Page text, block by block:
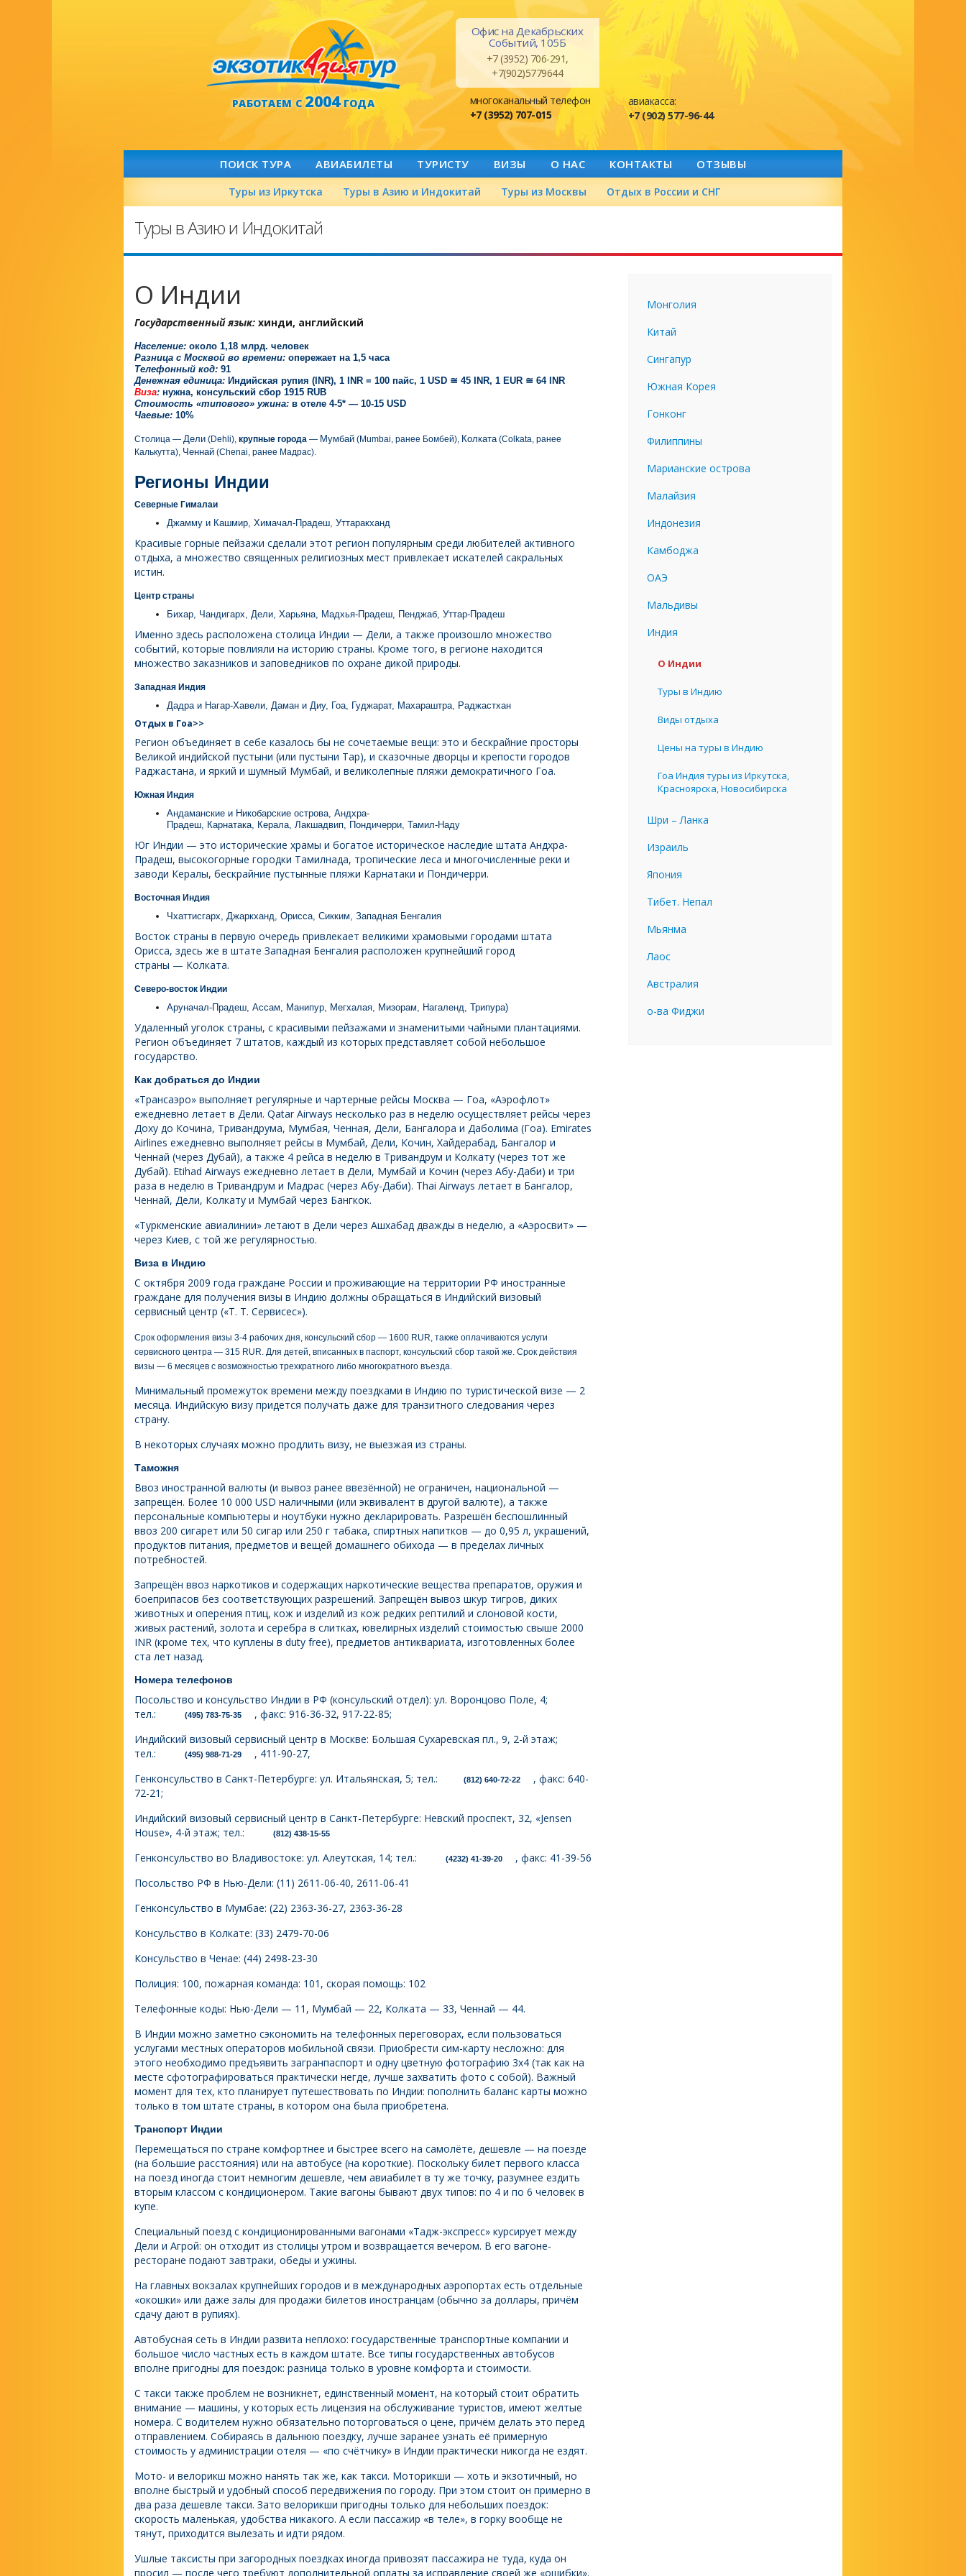
РАБОТАЕМ С2004ГОДА
Офис на Декабрьских
Событий, 105Б
+7 (3952) 706-291,
+7(902)5779644
многоканальный телефон
+7 (3952) 707-015
авиакасса:
+7 (902) 577-96-44
ПОИСК ТУРА АВИАБИЛЕТЫ ТУРИСТУ ВИЗЫ О НАС КОНТАКТЫ ОТЗЫВЫ
Туры из Иркутска Туры в Азию и Индокитай Туры из Москвы Отдых в России и СНГ
Туры в Азию и Индокитай
О Индии
Государственный язык: хинди, английский
Население: около 1,18 млрд. человек
Разница с Москвой во времени: опережает на 1,5 часа
Телефонный код: 91
Денежная единица: Индийская рупия (INR), 1 INR = 100 пайс, 1 USD ≅ 45 INR, 1 EUR ≅ 64 INR
Виза: нужна, консульский сбор 1915 RUB
Стоимость «типового» ужина: в отеле 4-5* — 10-15 USD
Чаевые: 10%
Столица — Дели (Dehli), крупные города — Мумбай (Mumbai, ранее Бомбей), Колката (Colkata, ранее
Калькутта), Ченнай (Chenai, ранее Мадрас).
Регионы Индии
Северные Гималаи
Джамму и Кашмир, Химачал-Прадеш, Уттаракханд
Красивые горные пейзажи сделали этот регион популярным среди любителей активного
отдыха, а множество священных религиозных мест привлекает искателей сакральных
истин.
Центр страны
Бихар, Чандигарх, Дели, Харьяна, Мадхья-Прадеш, Пенджаб, Уттар-Прадеш
Именно здесь расположена столица Индии — Дели, а также произошло множество
событий, которые повлияли на историю страны. Кроме того, в регионе находится
множество заказников и заповедников по охране дикой природы.
Западная Индия
Дадра и Нагар-Хавели, Даман и Диу, Гоа, Гуджарат, Махараштра, Раджастхан
Отдых в Гоа>>
Регион объединяет в себе казалось бы не сочетаемые вещи: это и бескрайние просторы
Великой индийской пустыни (или пустыни Тар), и сказочные дворцы и крепости городов
Раджастана, и яркий и шумный Мумбай, и великолепные пляжи демократичного Гоа.
Южная Индия
Андаманские и Никобарские острова, Андхра-
Прадеш, Карнатака, Керала, Лакшадвип, Пондичерри, Тамил-Наду
Юг Индии — это исторические храмы и богатое историческое наследие штата Андхра-
Прадеш, высокогорные городки Тамилнада, тропические леса и многочисленные реки и
заводи Кералы, бескрайние пустынные пляжи Карнатаки и Пондичерри.
Восточная Индия
Чхаттисгарх, Джаркханд, Орисса, Сикким, Западная Бенгалия
Восток страны в первую очередь привлекает великими храмовыми городами штата
Орисса, здесь же в штате Западная Бенгалия расположен крупнейший город
страны — Колката.
Северо-восток Индии
Аруначал-Прадеш, Ассам, Манипур, Мегхалая, Мизорам, Нагаленд, Трипура)
Удаленный уголок страны, с красивыми пейзажами и знаменитыми чайными плантациями.
Регион объединяет 7 штатов, каждый из которых представляет собой небольшое
государство.
Как добраться до Индии
«Трансаэро» выполняет регулярные и чартерные рейсы Москва — Гоа, «Аэрофлот»
ежедневно летает в Дели. Qatar Airways несколько раз в неделю осуществляет рейсы через
Доху до Кочина, Тривандрума, Мумбая, Ченная, Дели, Бангалора и Даболима (Гоа). Emirates
Airlines ежедневно выполняет рейсы в Мумбай, Дели, Кочин, Хайдерабад, Бангалор и
Ченнай (через Дубай), а также 4 рейса в неделю в Тривандрум и Колкату (через тот же
Дубай). Etihad Airways ежедневно летает в Дели, Мумбай и Кочин (через Абу-Даби) и три
раза в неделю в Тривандрум и Мадрас (через Абу-Даби). Thai Airways летает в Бангалор,
Ченнай, Дели, Колкату и Мумбай через Бангкок.
«Туркменские авиалинии» летают в Дели через Ашхабад дважды в неделю, а «Аэросвит» —
через Киев, с той же регулярностью.
Виза в Индию
С октября 2009 года граждане России и проживающие на территории РФ иностранные
граждане для получения визы в Индию должны обращаться в Индийский визовый
сервисный центр («T. T. Сервисес»).
Срок оформления визы 3-4 рабочих дня, консульский сбор — 1600 RUR, также оплачиваются услуги
сервисного центра — 315 RUR. Для детей, вписанных в паспорт, консульский сбор такой же. Срок действия
визы — 6 месяцев с возможностью трехкратного либо многократного въезда.
Минимальный промежуток времени между поездками в Индию по туристической визе — 2
месяца. Индийскую визу придется получать даже для транзитного следования через
страну.
В некоторых случаях можно продлить визу, не выезжая из страны.
Таможня
Ввоз иностранной валюты (и вывоз ранее ввезённой) не ограничен, национальной —
запрещён. Более 10 000 USD наличными (или эквивалент в другой валюте), а также
персональные компьютеры и ноутбуки нужно декларировать. Разрешён беспошлинный
ввоз 200 сигарет или 50 сигар или 250 г табака, спиртных напитков — до 0,95 л, украшений,
продуктов питания, предметов и вещей домашнего обихода — в пределах личных
потребностей.
Запрещён ввоз наркотиков и содержащих наркотические вещества препаратов, оружия и
боеприпасов без соответствующих разрешений. Запрещён вывоз шкур тигров, диких
животных и оперения птиц, кож и изделий из кож редких рептилий и слоновой кости,
живых растений, золота и серебра в слитках, ювелирных изделий стоимостью свыше 2000
INR (кроме тех, что куплены в duty free), предметов антиквариата, изготовленных более
ста лет назад.
Номера телефонов
Посольство и консульство Индии в РФ (консульский отдел): ул. Воронцово Поле, 4;
тел.:
(495) 783-75-35
, факс: 916-36-32, 917-22-85;
Индийский визовый сервисный центр в Москве: Большая Сухаревская пл., 9, 2-й этаж;
тел.:
(495) 988-71-29
, 411-90-27,
Генконсульство в Санкт-Петербурге: ул. Итальянская, 5; тел.:
(812) 640-72-22
, факс: 640-
72-21;
Индийский визовый сервисный центр в Санкт-Петербурге: Невский проспект, 32, «Jensen
House», 4-й этаж; тел.:
(812) 438-15-55
Генконсульство во Владивостоке: ул. Алеутская, 14; тел.: (4232) 41-39-20
, факс: 41-39-56
Посольство РФ в Нью-Дели: (11) 2611-06-40, 2611-06-41
Генконсульство в Мумбае: (22) 2363-36-27, 2363-36-28
Консульство в Колкате: (33) 2479-70-06
Консульство в Ченае: (44) 2498-23-30
Полиция: 100, пожарная команда: 101, скорая помощь: 102
Телефонные коды: Нью-Дели — 11, Мумбай — 22, Колката — 33, Ченнай — 44.
В Индии можно заметно сэкономить на телефонных переговорах, если пользоваться
услугами местных операторов мобильной связи. Приобрести сим-карту несложно: для
этого необходимо предъявить загранпаспорт и одну цветную фотографию 3х4 (так как на
месте сфотографироваться практически негде, лучше захватить фото с собой). Важный
момент для тех, кто планирует путешествовать по Индии: пополнить баланс карты можно
только в том штате страны, в котором она была приобретена.
Транспорт Индии
Перемещаться по стране комфортнее и быстрее всего на самолёте, дешевле — на поезде
(на большие расстояния) или на автобусе (на короткие). Поскольку билет первого класса
на поезд иногда стоит немногим дешевле, чем авиабилет в ту же точку, разумнее ездить
вторым классом с кондиционером. Такие вагоны бывают двух типов: по 4 и по 6 человек в
купе.
Специальный поезд с кондиционированными вагонами «Тадж-экспресс» курсирует между
Дели и Агрой: он отходит из столицы утром и возвращается вечером. В его вагоне-
ресторане подают завтраки, обеды и ужины.
На главных вокзалах крупнейших городов и в международных аэропортах есть отдельные
«окошки» или даже залы для продажи билетов иностранцам (обычно за доллары, причём
сдачу дают в рупиях).
Автобусная сеть в Индии развита неплохо: государственные транспортные компании и
большое число частных есть в каждом штате. Все типы государственных автобусов
вполне пригодны для поездок: разница только в уровне комфорта и стоимости.
С такси также проблем не возникнет, единственный момент, на который стоит обратить
внимание — машины, у которых есть лицензия на обслуживание туристов, имеют желтые
номера. С водителем нужно обязательно поторговаться о цене, причём делать это перед
отправлением. Собираясь в дальнюю поездку, лучше заранее узнать её примерную
стоимость у администрации отеля — «по счётчику» в Индии практически никогда не ездят.
Мото- и велорикш можно нанять так же, как такси. Моторикши — хоть и экзотичный, но
вполне быстрый и удобный способ передвижения по городу. При этом стоит он примерно в
два раза дешевле такси. Зато велорикши пригодны только для небольших поездок:
скорость маленькая, удобства никакого. А если пассажир «в теле», в горку вообще не
тянут, приходится вылезать и идти рядом.
Ушлые таксисты при загородных поездках иногда привозят пассажира не туда, куда он
просил — после чего требуют дополнительной оплаты за исправление своей же «ошибки».
Монголия
Китай
Сингапур
Южная Корея
Гонконг
Филиппины
Марианские острова
Малайзия
Индонезия
Камбоджа
ОАЭ
Мальдивы
Индия
О Индии
Туры в Индию
Виды отдыха
Цены на туры в Индию
Гоа Индия туры из Иркутска,
Красноярска, Новосибирска
Шри – Ланка
Израиль
Япония
Тибет. Непал
Мьянма
Лаос
Австралия
о-ва Фиджи